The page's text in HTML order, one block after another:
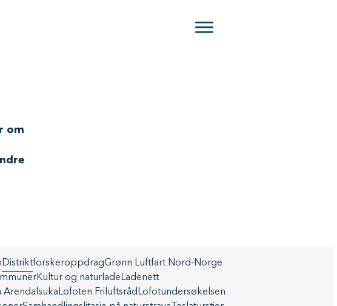
om
DistriktforskeroppdragGrønn Luftfart Nord-Norge
Kultur og natur lade Ladenett
Arendalsuka Lofoten Friluftsråd Lofotundersøkelsen